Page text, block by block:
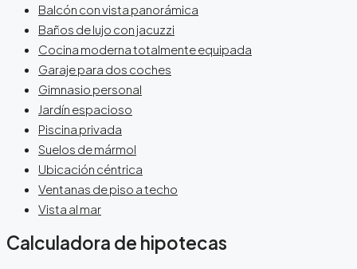
Balcón con vista panorámica
Baños de lujo con jacuzzi
Cocina moderna totalmente equipada
Garaje para dos coches
Gimnasio personal
Jardín espacioso
Piscina privada
Suelos de mármol
Ubicación céntrica
Ventanas de piso a techo
Vista al mar
Calculadora de hipotecas